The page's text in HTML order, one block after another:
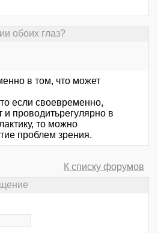
обоих глаз?
в том, что может
если своевременно,
проводитьрегулярно в
то можно
проблем зрения.
К списку форумов